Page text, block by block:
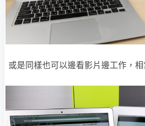
或是同樣也可以邊看影片邊工作，相